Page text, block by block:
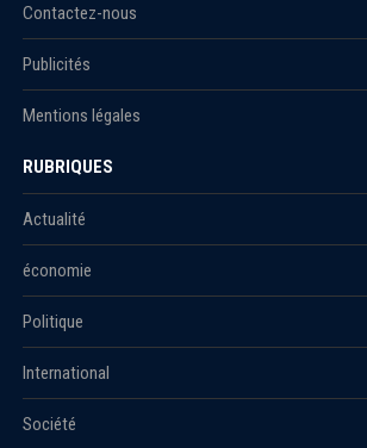
Contactez-nous
Publicités
Mentions légales
RUBRIQUES
Actualité
économie
Politique
International
Société